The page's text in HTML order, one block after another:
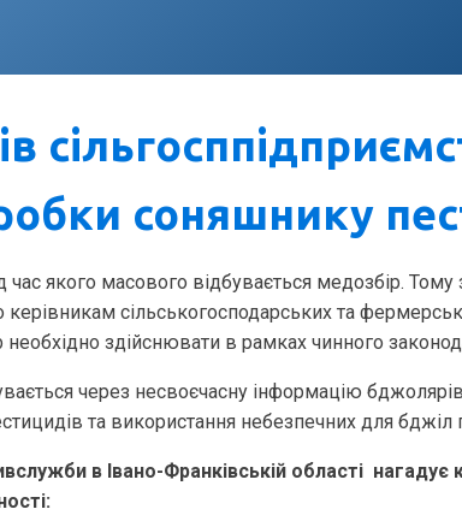
соняшнику
час якого масового відбувається медозбір.
сільськогосподарських та
здійснювати в рамках чинного
через несвоєчасну інформацію
та використання небезпечних для бджіл
в Івано-Франківській області нагадує